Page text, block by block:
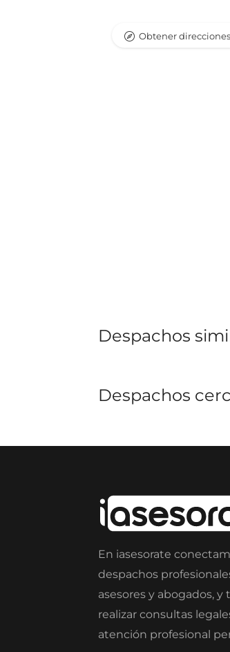
Obtener direcciones
Despachos
Despachos
En iasesorate
despachos
asesores y abogados,
realizar consultas
atención profesional